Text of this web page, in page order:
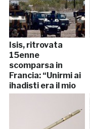
Isis, ritrovata
15enne
scomparsa in
Francia: “Unirmi ai
jhadisti era il mio
scopo”